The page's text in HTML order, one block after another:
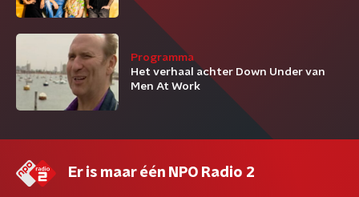
Programma
Het verhaal achter Down Under van
Men At Work
Er is maar één NPO Radio 2